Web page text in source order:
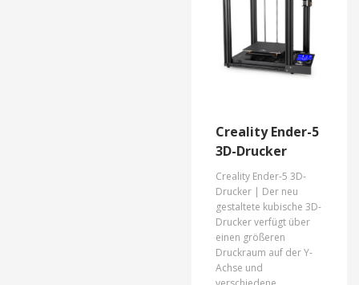
Creality Ender-5
3D-Drucker
Creality Ender-5 3D-
Drucker | Der neu
gestaltete kubische 3D-
Drucker verfügt über
einen größeren
Druckraum auf der Y-
Achse und